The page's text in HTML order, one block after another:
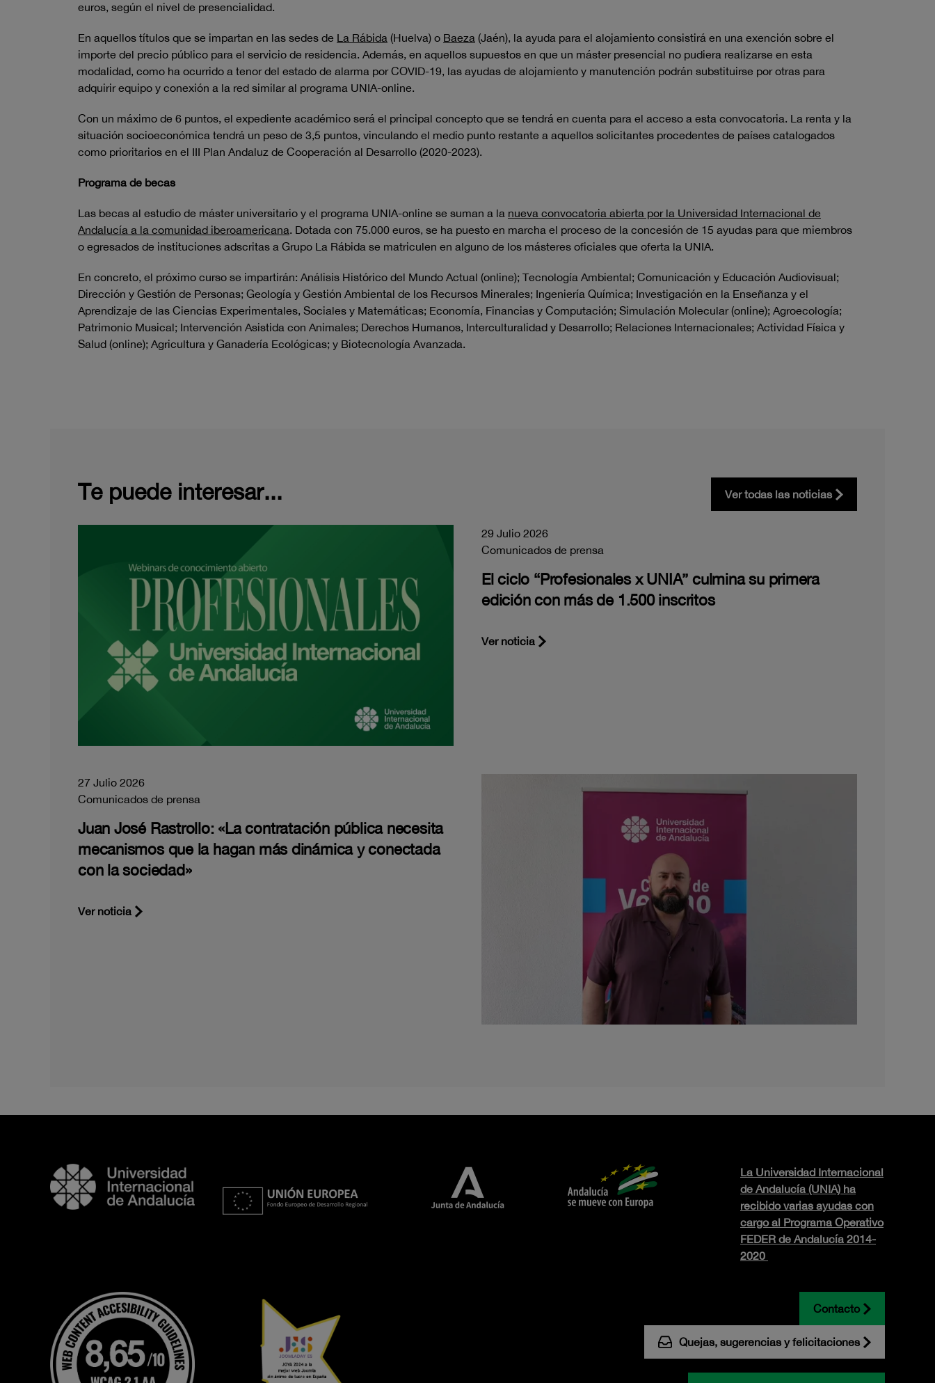
euros, según el nivel de presencialidad.
En aquellos títulos que se impartan en las sedes de La Rábida (Huelva) o Baeza (Jaén), la ayuda para el alojamiento consistirá en una exención sobre el
importe del precio público para el servicio de residencia. Además, en aquellos supuestos en que un máster presencial no pudiera realizarse en esta
modalidad, como ha ocurrido a tenor del estado de alarma por COVID-19, las ayudas de alojamiento y manutención podrán substituirse por otras para
adquirir equipo y conexión a la red similar al programa UNIA-online.
Con un máximo de 6 puntos, el expediente académico será el principal concepto que se tendrá en cuenta para el acceso a esta convocatoria. La renta y la
situación socioeconómica tendrá un peso de 3,5 puntos, vinculando el medio punto restante a aquellos solicitantes procedentes de países catalogados
como prioritarios en el III Plan Andaluz de Cooperación al Desarrollo (2020-2023).
Programa de becas
Las becas al estudio de máster universitario y el programa UNIA-online se suman a la nueva convocatoria abierta por la Universidad Internacional de
Andalucía a la comunidad iberoamericana. Dotada con 75.000 euros, se ha puesto en marcha el proceso de la concesión de 15 ayudas para que miembros
o egresados de instituciones adscritas a Grupo La Rábida se matriculen en alguno de los másteres oficiales que oferta la UNIA.
En concreto, el próximo curso se impartirán: Análisis Histórico del Mundo Actual (online); Tecnología Ambiental; Comunicación y Educación Audiovisual;
Dirección y Gestión de Personas; Geología y Gestión Ambiental de los Recursos Minerales; Ingeniería Química; Investigación en la Enseñanza y el
Aprendizaje de las Ciencias Experimentales, Sociales y Matemáticas; Economía, Financias y Computación; Simulación Molecular (online); Agroecología;
Patrimonio Musical; Intervención Asistida con Animales; Derechos Humanos, Interculturalidad y Desarrollo; Relaciones Internacionales; Actividad Física y
Salud (online); Agricultura y Ganadería Ecológicas; y Biotecnología Avanzada.
Te puede interesar... Ver todas las noticias
29 Julio 2026
Comunicados de prensa
El ciclo “Profesionales x UNIA” culmina su primera
edición con más de 1.500 inscritos
Ver noticia
27 Julio 2026
Comunicados de prensa
Juan José Rastrollo: «La contratación pública necesita
mecanismos que la hagan más dinámica y conectada
con la sociedad»
Ver noticia
La Universidad Internacional
de Andalucía (UNIA) ha
recibido varias ayudas con
cargo al Programa Operativo
FEDER de Andalucía 2014-
2020
Contacto
Quejas, sugerencias y felicitaciones